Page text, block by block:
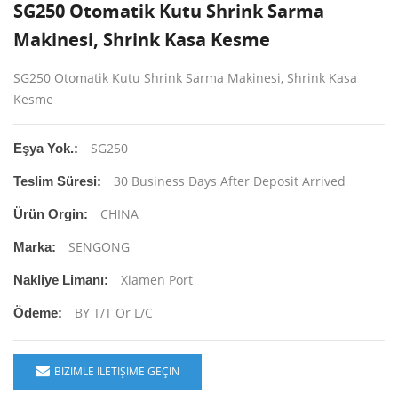
SG250 Otomatik Kutu Shrink Sarma
Makinesi, Shrink Kasa Kesme
SG250 Otomatik Kutu Shrink Sarma Makinesi, Shrink Kasa
Kesme
Eşya Yok.: SG250
Teslim Süresi: 30 Business Days After Deposit Arrived
Ürün Orgin: CHINA
Marka: SENGONG
Nakliye Limanı: Xiamen Port
Ödeme: BY T/T Or L/C
BIZIMLE ILETIŞIME GEÇIN